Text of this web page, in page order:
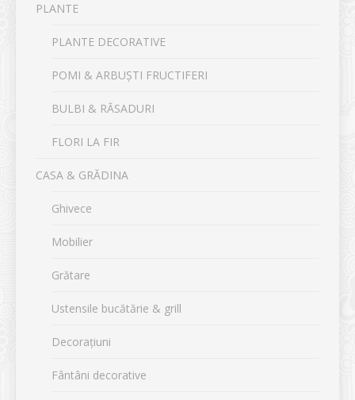
PLANTE
PLANTE DECORATIVE
POMI & ARBUȘTI FRUCTIFERI
BULBI & RĂSADURI
FLORI LA FIR
CASA & GRĂDINA
Ghivece
Mobilier
Grătare
Ustensile bucătărie & grill
Decorațiuni
Fântâni decorative